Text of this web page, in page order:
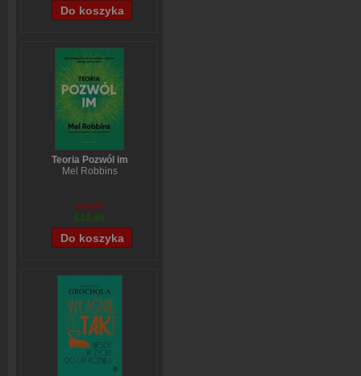
Teoria Pozwól im
Mel Robbins
€13,90
€10,49